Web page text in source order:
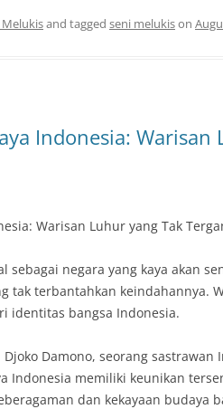
Melukisand tagged seni melukison
Indonesia: Warisan
Warisan Luhur yang Tak
sebagai negara yang kaya akan
tak terbantahkan keindahannya.
identitas bangsa Indonesia.
Damono, seorang sastrawan
Indonesia memiliki keunikan
dan kekayaan budaya